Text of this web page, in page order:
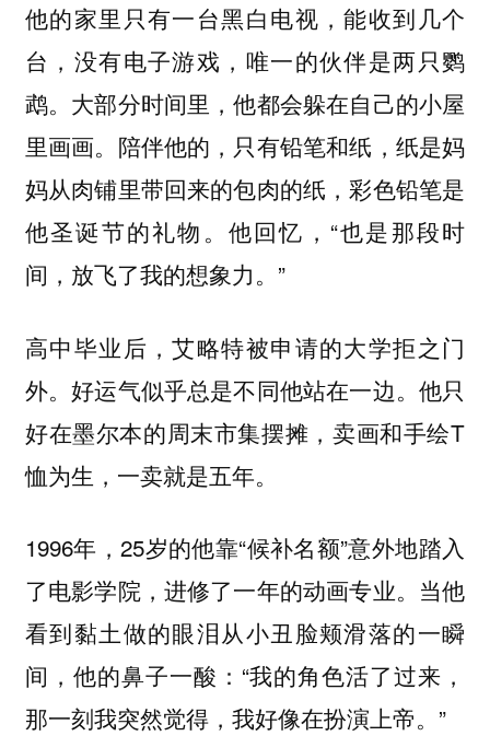
他的家里只有一台黑白电视，能收到几个
台，没有电子游戏，唯一的伙伴是两只鹦
鹉。大部分时间里，他都会躲在自己的小屋
里画画。陪伴他的，只有铅笔和纸，纸是妈
妈从肉铺里带回来的包肉的纸，彩色铅笔是
他圣诞节的礼物。他回忆，“也是那段时
间，放飞了我的想象力。”
高中毕业后，艾略特被申请的大学拒之门
外。好运气似乎总是不同他站在一边。他只
好在墨尔本的周末市集摆摊，卖画和手绘T
恤为生，一卖就是五年。
1996年，25岁的他靠“候补名额”意外地踏入
了电影学院，进修了一年的动画专业。当他
看到黏土做的眼泪从小丑脸颊滑落的一瞬
间，他的鼻子一酸：“我的角色活了过来，
那一刻我突然觉得，我好像在扮演上帝。”